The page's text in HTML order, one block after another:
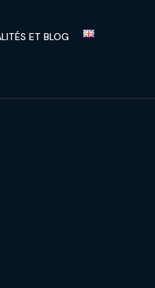
ET BLOG